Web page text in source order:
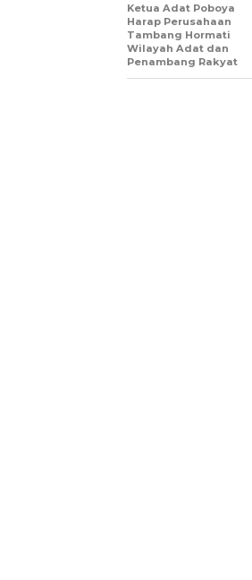
Ketua Adat Poboya
Harap Perusahaan
Tambang Hormati
Wilayah Adat dan
Penambang Rakyat